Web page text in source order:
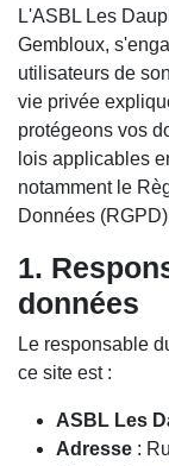
L'ASBL Les
Gembloux,
utilisateurs de
vie privée
protégeons vos
lois applicables
notamment le
Données
1.
données
Le responsable
ce site est :
ASBL Les
Adresse :